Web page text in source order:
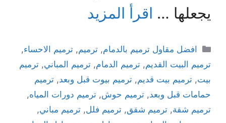
يجعلها … اقرأ المزيد
افضل مقاول ترميم بالدمام,ترميم,ترميم الاحساء,
ترميم البيت القديم, ترميم الدمام, ترميم المباني, ترميم
بيت, ترميم بيت قديم, ترميم بيوت قبل وبعد, ترميم
حمامات قبل وبعد, ترميم حوش, ترميم دورات المياه,
ترميم شقة, ترميم شقق, ترميم فلل, ترميم مباني,